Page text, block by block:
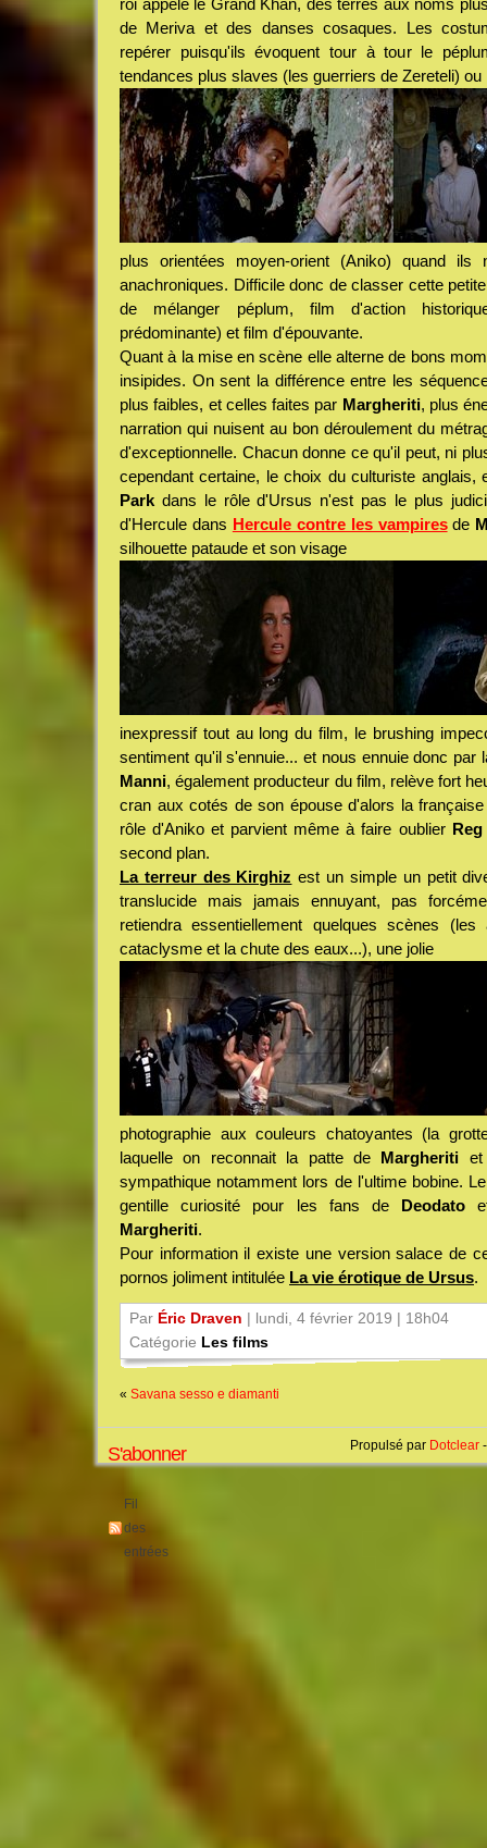
roi appelé le Grand Khan, des terres aux noms
de Meriva et des danses cosaques. Les
repérer puisqu'ils évoquent tour à tour le
tendances plus slaves (les guerriers de Zereteli) ou
plus orientées moyen-orient (Aniko) quand
anachroniques. Difficile donc de classer cette
de mélanger péplum, film d'action
prédominante) et film d'épouvante.
Quant à la mise en scène elle alterne de bons
insipides. On sent la différence entre les
plus faibles, et celles faites par Margheriti, plus
narration qui nuisent au bon déroulement du
d'exceptionnelle. Chacun donne ce qu'il peut, ni
cependant certaine, le choix du culturiste
Park dans le rôle d'Ursus n'est pas le plus
d'Hercule dans Hercule contre les vampiresde
silhouette pataude et son visage
inexpressif tout au long du film, le brushing
sentiment qu'il s'ennuie... et nous ennuie donc
Manni, également producteur du film, relève fort
cran aux cotés de son épouse d'alors la
rôle d'Aniko et parvient même à faire oublier
second plan.
La terreur des Kirghiz est un simple un petit
translucide mais jamais ennuyant, pas
retiendra essentiellement quelques scènes
cataclysme et la chute des eaux...), une jolie
photographie aux couleurs chatoyantes (la
laquelle on reconnait la patte de Margheriti et
sympathique notamment lors de l'ultime bobine.
gentille curiosité pour les fans de Deodato
Margheriti.
Pour information il existe une version salace de
pornos joliment intitulée La vie érotique de Ursus.
Par Éric Draven | lundi, 4 février 2019 | 18h04
Catégorie Les films
« Savana sesso e diamanti
S'abonner
Fil
des
entrées
Propulsé par Dotclear